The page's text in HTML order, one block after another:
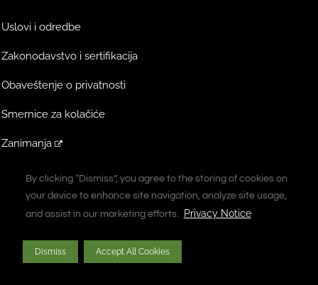
By clicking “Dismiss”, you agree to the storing of cookies on
your device to enhance site navigation, analyze site usage,
and assist in our marketing efforts.
Privacy Notice
Dismiss Accept All Cookies
By clicking “Dismiss”, you agree to the storing of cookies on
your device to enhance site navigation, analyze site usage,
and assist in our marketing efforts.
Privacy Notice
Dismiss Accept All Cookies
Uslovi i odredbe
Zakonodavstvo i sertifikacija
Obaveštenje o privatnosti
Smernice za kolačiće
Zanimanja
Ekstranet
A Vontier Company
Autorsko pravo © 2026 Gilbarco Inc. Sva prava zadržana. Zabranjeno
neovlašćeno kopiranje.